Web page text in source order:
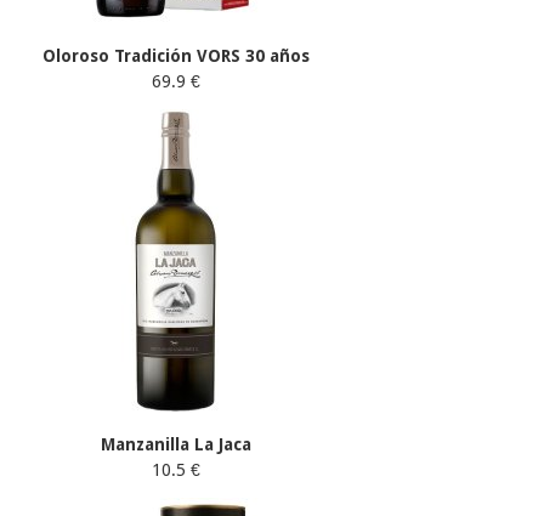
Oloroso Tradición VORS 30 años
69.9 €
Manzanilla La Jaca
10.5 €